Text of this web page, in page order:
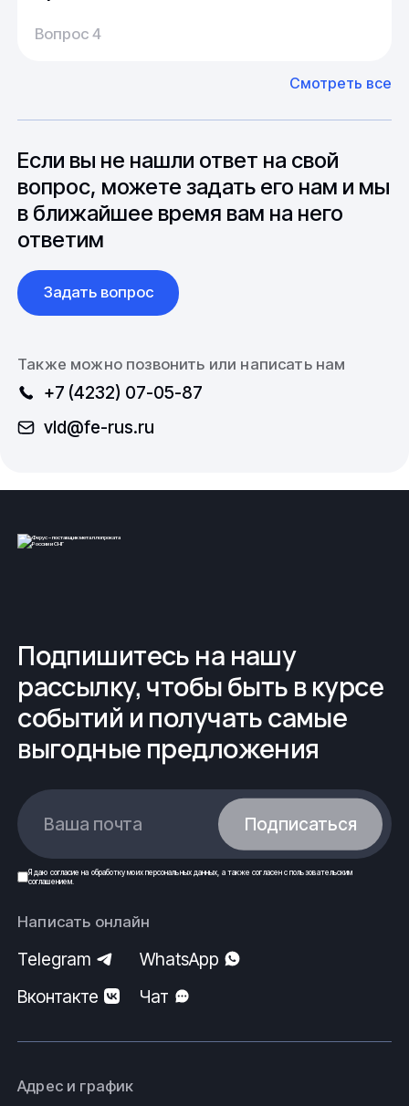
20-25 дней, но в зависимости от различных
может быть сокращен до 1 недели.
до 6 месяцев производства.
У нас большой опыт поставок из Европы и
Азии. Через наших партнеров мы сможем
вопросы связанные с документацией и
международной логистикой.
Вопрос 4
Смотреть все
Если вы не нашли ответ на свой
вопрос, можете задать его нам и мы
в ближайшее время вам на него
ответим
Задать вопрос
Также можно позвонить или написать нам
+7 (4232) 07-05-87
vld@fe-rus.ru
Подпишитесь на нашу
рассылку, чтобы быть в курсе
событий и получать самые
выгодные предложения
Ваша почта Подписаться
Я даю согласие на обработку моих персональных данных , а также согласен спользовательским
соглашением.
Написать онлайн
Telegram
WhatsApp
Вконтакте
Чат
Адрес и график